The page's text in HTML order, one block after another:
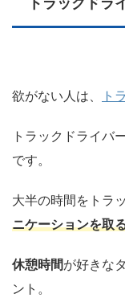
欲がない人は、 ト
トラックドライバ
です。
大半の時間をトラ
ニケーションを取
休憩時間が好きな
ント。